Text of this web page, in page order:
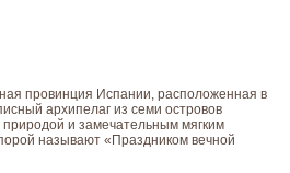
провинция Испании, расположенная в
архипелаг из семи островов
природой и замечательным мягким
называют «Праздником вечной